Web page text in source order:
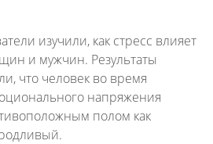
изучили, как стресс влияет
и мужчин. Результаты
что человек во время
напряжения
полом как